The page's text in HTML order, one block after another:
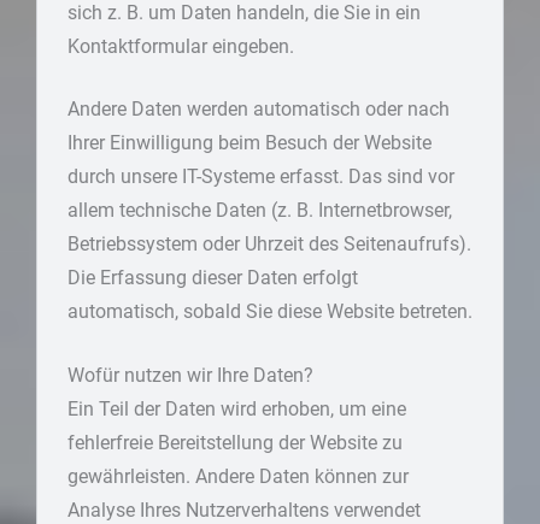
sich z. B. um Daten handeln, die Sie in ein
Kontaktformular eingeben.
Andere Daten werden automatisch oder nach
Ihrer Einwilligung beim Besuch der Website
durch unsere IT-Systeme erfasst. Das sind vor
allem technische Daten (z. B. Internetbrowser,
Betriebssystem oder Uhrzeit des Seitenaufrufs).
Die Erfassung dieser Daten erfolgt
automatisch, sobald Sie diese Website betreten.
Wofür nutzen wir Ihre Daten?
Ein Teil der Daten wird erhoben, um eine
fehlerfreie Bereitstellung der Website zu
gewährleisten. Andere Daten können zur
Analyse Ihres Nutzerverhaltens verwendet